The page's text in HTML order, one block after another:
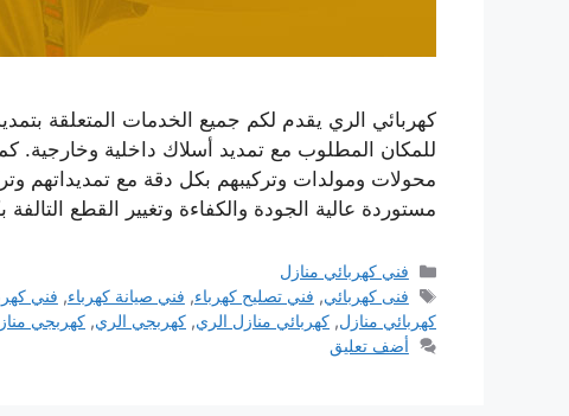
كهربائي الري يقدم لكم جميع الخدمات المتعلقة
للمكان المطلوب مع تمديد أسلاك داخلية وخارجية.
محولات ومولدات وتركيبهم بكل دقة مع تمديداتهم
مستوردة عالية الجودة والكفاءة وتغيير القطع
التصنيفات
فني كهربائي منازل
الوسوم
فنى كهربائي, فني تصليح كهرباء, فني صيانة كهرباء, فني
كهربائي منازل, كهربائي منازل الري, كهربجي الري, كهربجي
أضف تعليق